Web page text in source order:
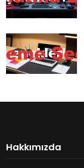
Hakkımızda